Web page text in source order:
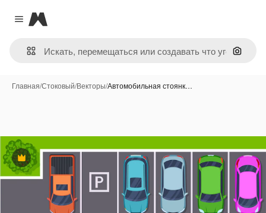
Close menu
Magnific
Поиск
Главная/Стоковый/Векторы/Автомобильная стоянк…
Премиум